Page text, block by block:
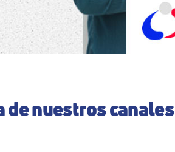
de nuestros canales